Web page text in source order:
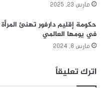
مارس 23, 2025
حكومة إقليم دارفور تهنئ المرأة
في يومها العالمي
مارس 8, 2024
اترك تعليقاً